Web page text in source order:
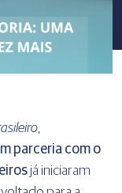
,
parceria com o
já iniciaram